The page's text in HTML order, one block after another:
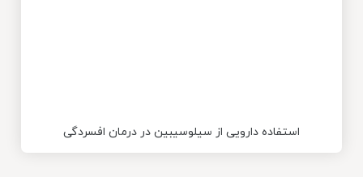
استفاده دارویی از سیلوسیبین در درمان افسردگی